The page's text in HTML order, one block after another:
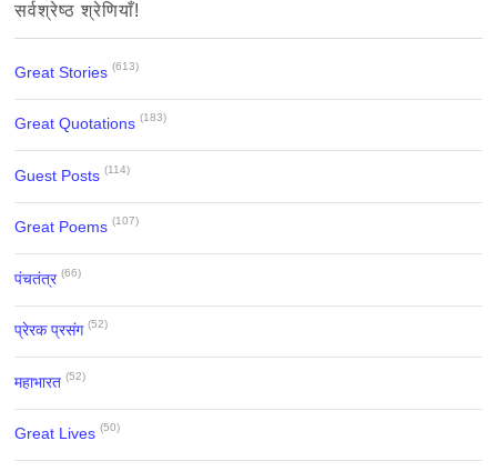
सर्वश्रेष्ठ श्रेणियाँ!
Great Stories (613)
Great Quotations (183)
Guest Posts (114)
Great Poems (107)
पंचतंत्र (66)
प्रेरक प्रसंग (52)
महाभारत (52)
Great Lives (50)